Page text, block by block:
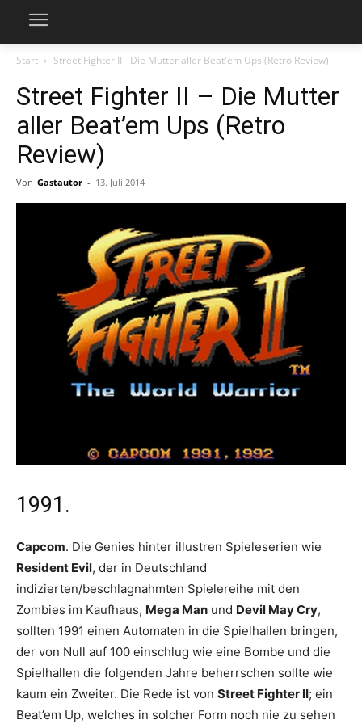
Start Street Fighter II - Die Mutter aller Beat'em Ups (Retro Review)
Street Fighter II – Die Mutter
aller Beat’em Ups (Retro
Review)
Von Gastautor - 13. Juli 2014
1991.
Capcom. Die Genies hinter illustren Spieleserien wie
Resident Evil, der in Deutschland
indizierten/beschlagnahmten Spielereihe mit den
Zombies im Kaufhaus, Mega Man und Devil May Cry,
sollten 1991 einen Automaten in die Spielhallen bringen,
der von Null auf 100 einschlug wie eine Bombe und die
Spielhallen die folgenden Jahre beherrschen sollte wie
kaum ein Zweiter. Die Rede ist von Street Fighter II; ein
Beat’em Up, welches in solcher Form noch nie zu sehen